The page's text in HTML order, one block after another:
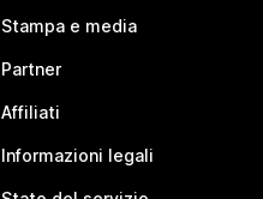
Stampa e media
Partner
Affiliati
Informazioni legali